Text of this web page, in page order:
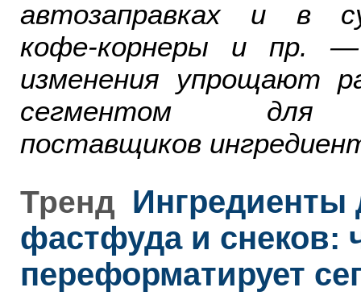
автозаправках и в
кофе-корнеры и пр.
изменения упрощают
сегментом для
поставщиков
Тренд Ингредиенты
фастфуда и снеков:
переформатирует